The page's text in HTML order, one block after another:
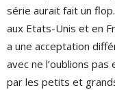
série aurait fait un
aux Etats-Unis et en
a une acceptation
avec ne l’oublions
par les petits et